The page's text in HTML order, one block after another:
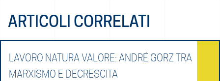
ARTICOLI CORRELATI
LAVORO NATURA VALORE: ANDRÉ GORZ TRA
MARXISMO E DECRESCITA